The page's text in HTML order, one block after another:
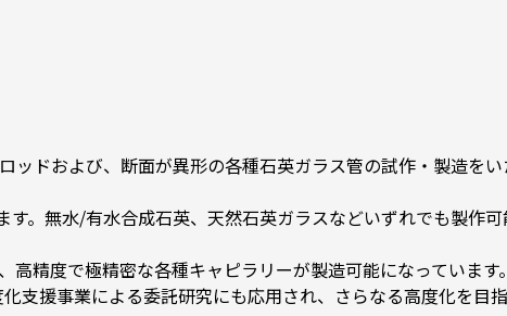
ドおよび、断面が異形の各種石英ガラス管の試作・製造をい
。無水/有水合成石英、天然石英ガラスなどいずれでも製作可
高精度で極精密な各種キャピラリーが製造可能になっています
支援事業による委託研究にも応用され、さらなる高度化を目指